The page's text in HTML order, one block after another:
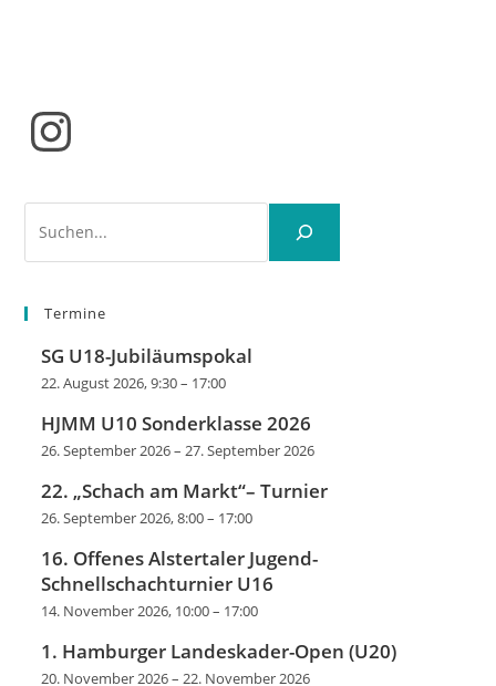
Instagram
Termine
SG U18-Jubiläumspokal
22. August 2026, 9:30– 17:00
HJMM U10 Sonderklasse 2026
26. September 2026–27. September 2026
22. „Schach am Markt“– Turnier
26. September 2026, 8:00– 17:00
16. Offenes Alstertaler Jugend-
Schnellschachturnier U16
14. November 2026, 10:00– 17:00
1. Hamburger Landeskader-Open (U20)
20. November 2026–22. November 2026